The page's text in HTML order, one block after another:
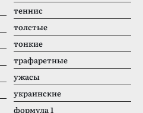
теннис
толстые
тонкие
трафаретные
ужасы
украинские
формула 1